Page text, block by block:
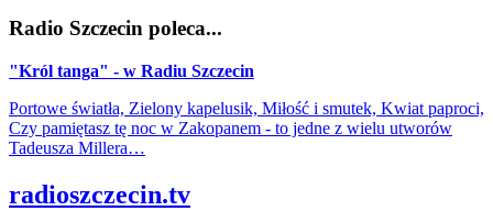
Radio Szczecin poleca...
"Król tanga" - w Radiu Szczecin
Portowe światła, Zielony kapelusik, Miłość i smutek, Kwiat paproci,
Czy pamiętasz tę noc w Zakopanem - to jedne z wielu utworów
Tadeusza Millera…
radioszczecin.tv